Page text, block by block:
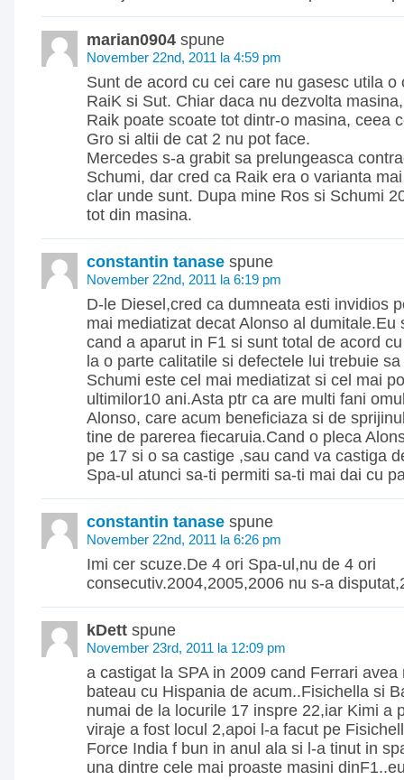
marian0904 spune
November 22nd, 2011 la 4:59 pm
Sunt de acord cu cei care nu gasesc utila o
RaiK si Sut. Chiar daca nu dezvolta
Raik poate scoate tot dintr-o masina, ceea
Gro si altii de cat 2 nu pot face.
Mercedes s-a grabit sa prelungeasca
Schumi, dar cred ca Raik era o varianta
clar unde sunt. Dupa mine Ros si Schumi
tot din masina.
constantin tanase spune
November 22nd, 2011 la 6:19 pm
D-le Diesel,cred ca dumneata esti invidios
mai mediatizat decat Alonso al dumitale.Eu
cand a aparut in F1 si sunt total de acord
la o parte calitatile si defectele lui trebuie
Schumi este cel mai mediatizat si cel mai
ultimilor10 ani.Asta ptr ca are multi fani
Alonso, care acum beneficiaza si de
tine de parerea fiecaruia.Cand o pleca
pe 17 si o sa castige ,sau cand va castiga
Spa-ul atunci sa-ti permiti sa-ti mai dai cu
constantin tanase spune
November 22nd, 2011 la 6:26 pm
Imi cer scuze.De 4 ori Spa-ul,nu de 4 ori
consecutiv.2004,2005,2006 nu s-a
kDett spune
November 23rd, 2011 la 12:09 pm
a castigat la SPA in 2009 cand Ferrari avea
bateau cu Hispania de acum..Fisichella si
numai de la locurile 17 inspre 22,iar Kimi a
viraje a fost locul 2,apoi l-a facut pe
Force India f bun in anul ala si l-a tinut in
una dintre cele mai proaste masini